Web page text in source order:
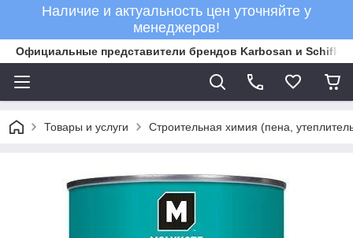
Наличие и актуальность цен уточняйте у
менеджеров!
Официальные представители брендов Karbosan и Schifler
Товары и услуги Строительная химия (пена,